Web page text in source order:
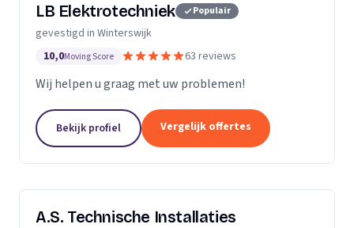
LB Elektrotechniek Populair
gevestigd in Winterswijk
10,0Moving Score 63 reviews
Wij helpen u graag met uw problemen!
Bekijk profiel Vergelijk offertes
A.S. Technische Installaties